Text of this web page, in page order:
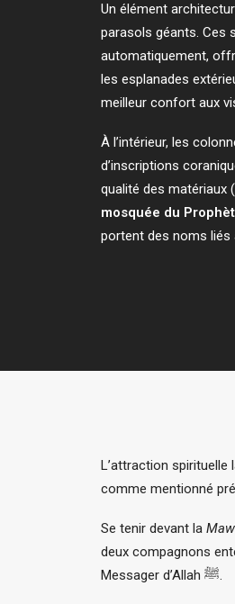
Un élément
parasols géants. Ces
automatiquement,
les esplanades
meilleur confort aux
À l’intérieur, les
d’inscriptions
qualité des matériaux
L’attraction spirituelle
comme mentionné
Se tenir devant la
deux compagnons
Messager d’Allah ﷺ.